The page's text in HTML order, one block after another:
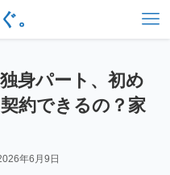
。
身パート、初め
約できるの？家
年6月9日